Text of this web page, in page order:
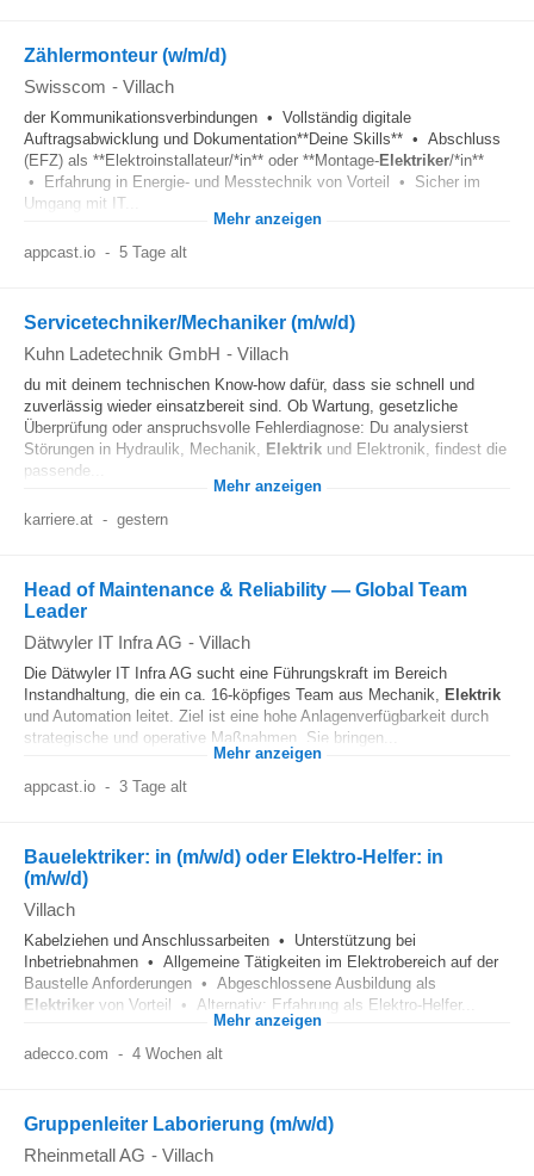
Zählermonteur (w/m/d)
Swisscom - Villach
der Kommunikationsverbindungen • Vollständig digitale
Auftragsabwicklung und Dokumentation**Deine Skills** • Abschluss
(EFZ) als **Elektroinstallateur/*in** oder **Montage-Elektriker/*in**
• Erfahrung in Energie- und Messtechnik von Vorteil • Sicher im
Umgang mit IT...
Mehr anzeigen
appcast.io - 5 Tage alt
Servicetechniker/Mechaniker (m/w/d)
Kuhn Ladetechnik GmbH - Villach
du mit deinem technischen Know-how dafür, dass sie schnell und
zuverlässig wieder einsatzbereit sind. Ob Wartung, gesetzliche
Überprüfung oder anspruchsvolle Fehlerdiagnose: Du analysierst
Störungen in Hydraulik, Mechanik, Elektrik und Elektronik, findest die
passende...
Mehr anzeigen
karriere.at - gestern
Head of Maintenance & Reliability — Global Team
Leader
Dätwyler IT Infra AG - Villach
Die Dätwyler IT Infra AG sucht eine Führungskraft im Bereich
Instandhaltung, die ein ca. 16-köpfiges Team aus Mechanik, Elektrik
und Automation leitet. Ziel ist eine hohe Anlagenverfügbarkeit durch
strategische und operative Maßnahmen. Sie bringen...
Mehr anzeigen
appcast.io - 3 Tage alt
Bauelektriker: in (m/w/d) oder Elektro-Helfer: in
(m/w/d)
Villach
Kabelziehen und Anschlussarbeiten • Unterstützung bei
Inbetriebnahmen • Allgemeine Tätigkeiten im Elektrobereich auf der
Baustelle Anforderungen • Abgeschlossene Ausbildung als
Elektriker von Vorteil • Alternativ: Erfahrung als Elektro-Helfer...
Mehr anzeigen
adecco.com - 4 Wochen alt
Gruppenleiter Laborierung (m/w/d)
Rheinmetall AG - Villach